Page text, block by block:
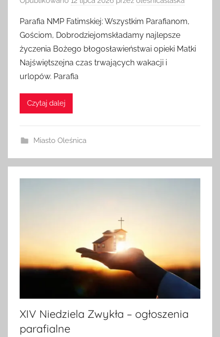
Parafia NMP Fatimskiej: Wszystkim Parafianom,
Gościom, Dobrodziejomskładamy najlepsze
życzenia Bożego błogosławieństwai opieki Matki
Najświętszejna czas trwających wakacji i
urlopów. Parafia
Czytaj dalej
Miasto Oleśnica
XIV Niedziela Zwykła – ogłoszenia
parafialne